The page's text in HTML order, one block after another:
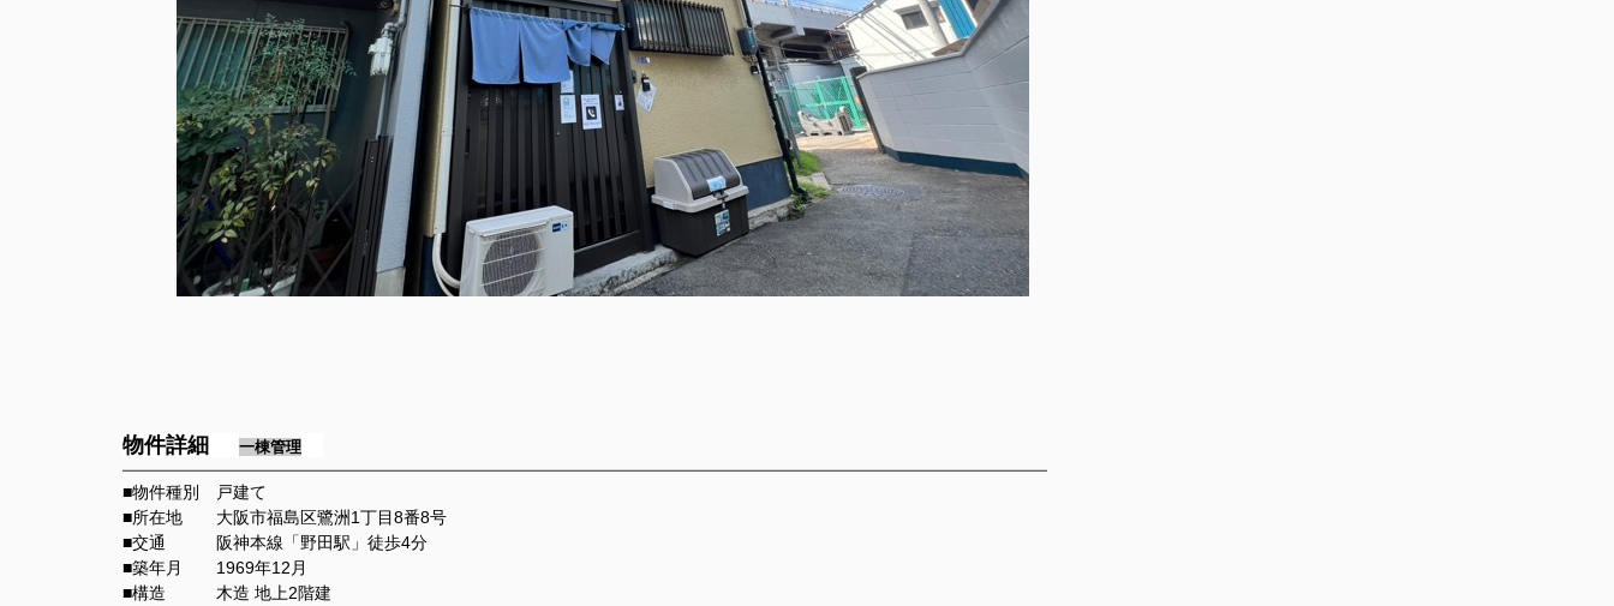
物件詳細 一棟管理
━━━━━━━━━━━━━━━━━━━━━━━━━━━━━━━━━━━━━━━━━━━━━━━━━━━━━━━━━━━━━━━━━━━━━━━━━━━━━
■物件種別 戸建て
■所在地 大阪市福島区鷺洲1丁目8番8号
■交通 阪神本線「野田駅」徒歩4分
■築年月 1969年12 月
■構造 木造 地上2階建